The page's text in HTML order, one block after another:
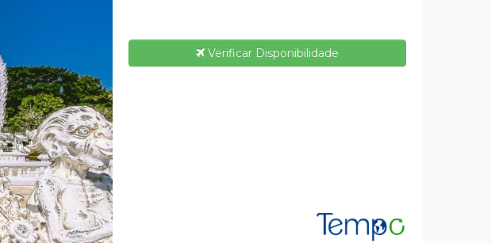
Verificar Disponibilidade